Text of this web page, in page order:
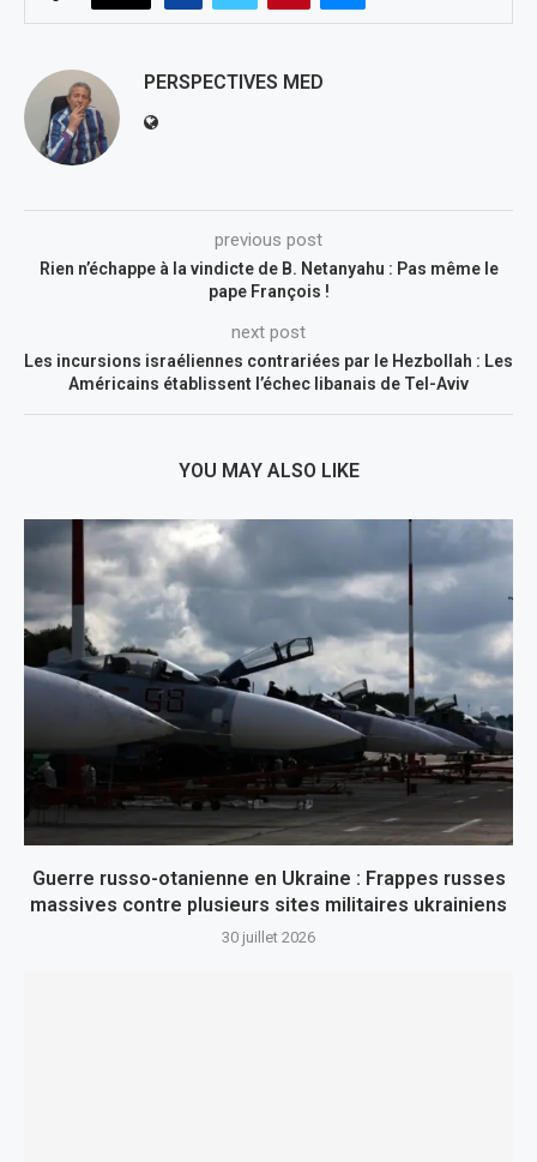
PERSPECTIVES MED
previous post
Rien n’échappe à la vindicte de B. Netanyahu : Pas même le
pape François !
next post
Les incursions israéliennes contrariées par le Hezbollah : Les
Américains établissent l’échec libanais de Tel-Aviv
YOU MAY ALSO LIKE
Guerre russo-otanienne en Ukraine : Frappes russes
massives contre plusieurs sites militaires ukrainiens
30 juillet 2026